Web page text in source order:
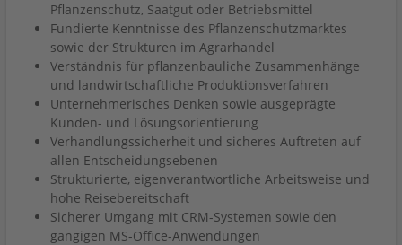
Pflanzenschutz, Saatgut oder Betriebsmittel
Fundierte Kenntnisse des Pflanzenschutzmarktes
sowie der Strukturen im Agrarhandel
Verständnis für pflanzenbauliche Zusammenhänge
und landwirtschaftliche Produktionsverfahren
Unternehmerisches Denken sowie ausgeprägte
Kunden- und Lösungsorientierung
Verhandlungssicherheit und sicheres Auftreten auf
allen Entscheidungsebenen
Strukturierte, eigenverantwortliche Arbeitsweise und
hohe Reisebereitschaft
Sicherer Umgang mit CRM-Systemen sowie den
gängigen MS-Office-Anwendungen